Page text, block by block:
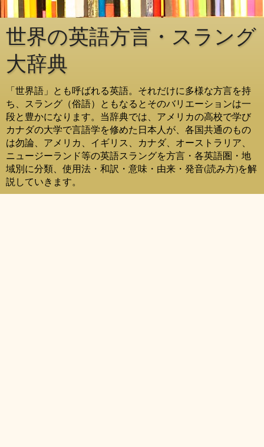
世界の英語方言・スラング
大辞典
「世界語」とも呼ばれる英語。それだけに多様な方言を持
ち、スラング（俗語）ともなるとそのバリエーションは一
段と豊かになります。当辞典では、アメリカの高校で学び
カナダの大学で言語学を修めた日本人が、各国共通のもの
は勿論、アメリカ、イギリス、カナダ、オーストラリア、
ニュージーランド等の英語スラングを方言・各英語圏・地
域別に分類、使用法・和訳・意味・由来・発音(読み方)を解
説していきます。